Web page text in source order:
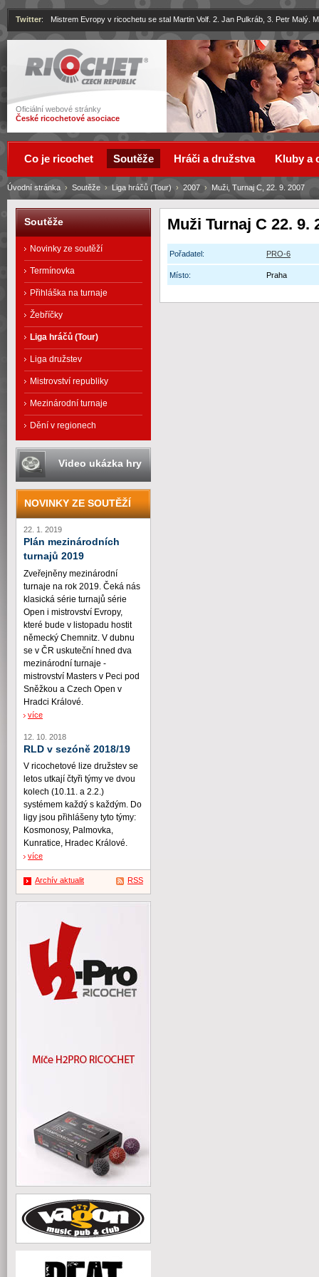
Ricochet
Oficiální webové stránky
České ricochetové asociace
Twitter: Mistrem Evropy v ricochetu se stal Martin Volf. 2. Jan Pulkráb, 3. Petr Malý.
Muži Turnaj C 22. 9.
Pořadatel: PRO-6
Místo: Praha
Úvodní stránka › Soutěže › Liga hráčů (Tour) › 2007 › Muži, Turnaj C, 22. 9. 2007
Co je ricochet Soutěže Hráči a družstva Kluby a
Soutěže
Novinky ze soutěží
Termínovka
Přihláška na turnaje
Žebříčky
Liga hráčů (Tour)
Liga družstev
Mistrovství republiky
Mezinárodní turnaje
Dění v regionech
Video ukázka hry
NOVINKY ZE SOUTĚŽÍ
22. 1. 2019
Plán mezinárodních
turnajů 2019
Zveřejněny mezinárodní
turnaje na rok 2019. Čeká nás
klasická série turnajů série
Open i mistrovství Evropy,
které bude v listopadu hostit
německý Chemnitz. V dubnu
se v ČR uskuteční hned dva
mezinárodní turnaje -
mistrovství Masters v Peci pod
Sněžkou a Czech Open v
Hradci Králové.
více
12. 10. 2018
RLD v sezóně 2018/19
V ricochetové lize družstev se
letos utkají čtyři týmy ve dvou
kolech (10.11. a 2.2.)
systémem každý s každým. Do
ligy jsou přihlášeny tyto týmy:
Kosmonosy, Palmovka,
Kunratice, Hradec Králové.
více
Archív aktualit RSS